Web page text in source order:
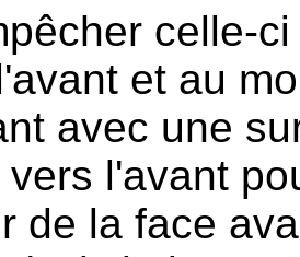
celle-
et au
avec une
l'avant
de la face